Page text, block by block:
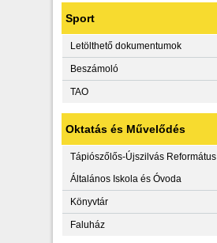
Sport
Letölthető dokumentumok
Beszámoló
TAO
Oktatás és Művelődés
Tápiószőlős-Újszilvás Református
Általános Iskola és Óvoda
Könyvtár
Faluház